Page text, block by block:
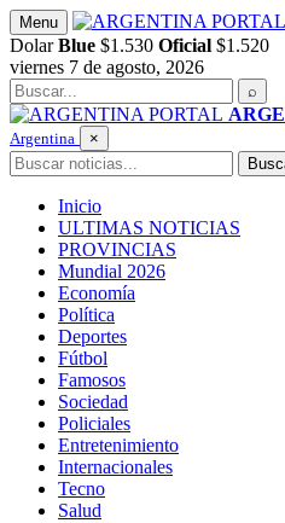
Saltar
al
contenido
Menu
Dolar Blue $1.530 Oficial $1.520
viernes 7 de agosto, 2026
Buscar
⌕
Argentina
×
Buscar
Inicio
ULTIMAS NOTICIAS
PROVINCIAS
Mundial 2026
Economía
Política
Deportes
Fútbol
Famosos
Sociedad
Policiales
Entretenimiento
Internacionales
Tecno
Salud